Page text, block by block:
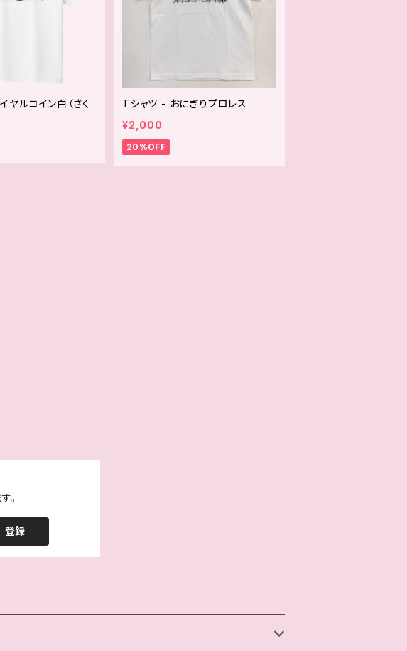
ヤルコイン白（さく
Tシャツ - おにぎりプロレス
¥2,000
20%OFF
。
登録